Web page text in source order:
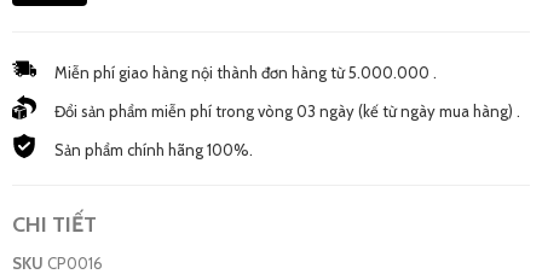
Miễn phí giao hàng nội thành đơn hàng từ 5.000.000 .
Đổi sản phẩm miễn phí trong vòng 03 ngày (kế từ ngày mua hàng) .
Sản phẩm chính hãng 100%.
CHI TIẾT
SKU CP0016